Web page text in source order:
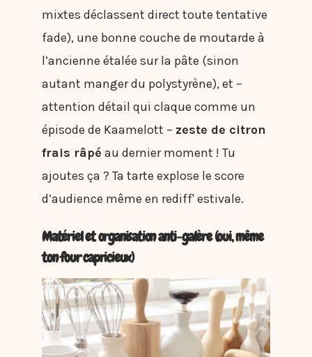
mixtes déclassent direct toute tentative
fade), une bonne couche de moutarde à
l’ancienne étalée sur la pâte (sinon
autant manger du polystyrène), et –
attention détail qui claque comme un
épisode de Kaamelott – zeste de citron
frais râpé au dernier moment ! Tu
ajoutes ça ? Ta tarte explose le score
d’audience même en rediff' estivale.
Matériel et organisation anti-galère (oui, même
ton four capricieux)